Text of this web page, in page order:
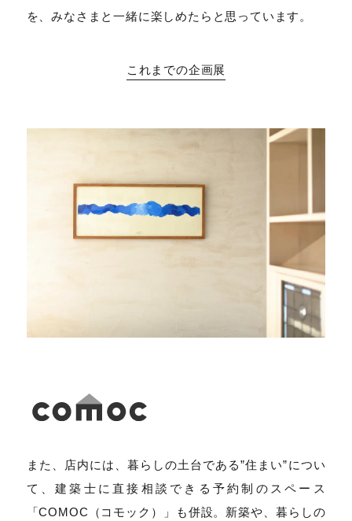
を、みなさまと一緒に楽しめたらと思っています。
これまでの企画展
また、店内には、暮らしの土台である”住まい”につい
て、建築士に直接相談できる予約制のスペース
「COMOC（コモック）」も併設。新築や、暮らしの